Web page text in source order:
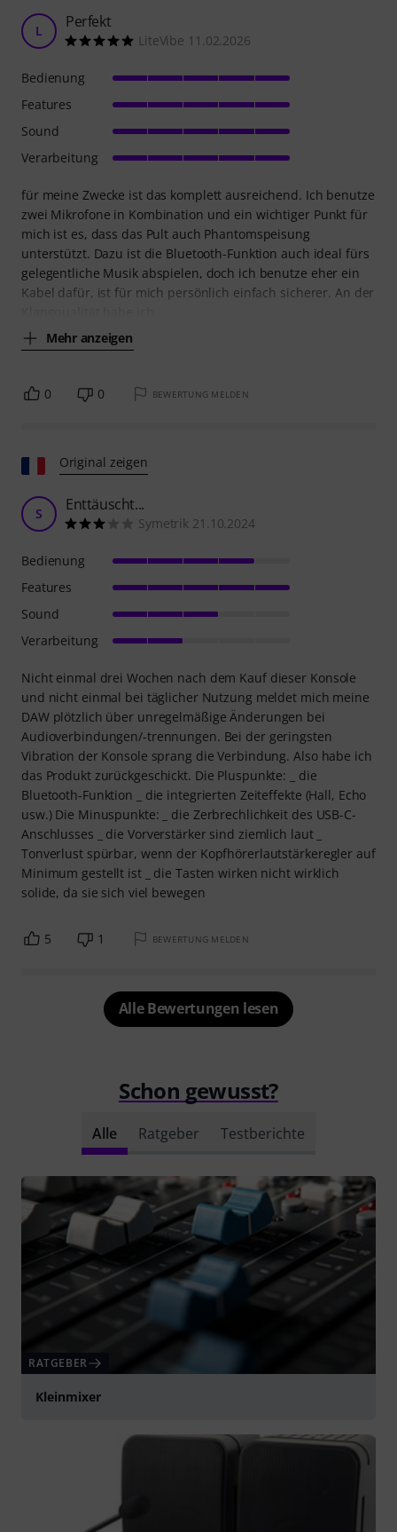
L Perfekt
LiteVibe 11.02.2026
für meine Zwecke ist das komplett ausreichend. Ich benutze
zwei Mikrofone in Kombination und ein wichtiger Punkt für
mich ist es, dass das Pult auch Phantomspeisung
unterstützt. Dazu ist die Bluetooth-Funktion auch ideal fürs
gelegentliche Musik abspielen, doch ich benutze eher ein
Kabel dafür, ist für mich persönlich einfach sicherer. An der
Mehr anzeigen
Bedienung
Features
Sound
Verarbeitung
0 0 BEWERTUNG MELDEN
Original zeigen
S Enttäuscht...
Symetrik 21.10.2024
Nicht einmal drei Wochen nach dem Kauf dieser Konsole
und nicht einmal bei täglicher Nutzung meldet mich meine
DAW plötzlich über unregelmäßige Änderungen bei
Audioverbindungen/-trennungen. Bei der geringsten
Vibration der Konsole sprang die Verbindung. Also habe ich
das Produkt zurückgeschickt. Die Pluspunkte: _ die
Bluetooth-Funktion _ die integrierten Zeiteffekte (Hall, Echo
usw.) Die Minuspunkte: _ die Zerbrechlichkeit des USB-C-
Anschlusses _ die Vorverstärker sind ziemlich laut _
Tonverlust spürbar, wenn der Kopfhörerlautstärkeregler auf
Minimum gestellt ist _ die Tasten wirken nicht wirklich
solide, da sie sich viel bewegen
Bedienung
Features
Sound
Verarbeitung
5 1 BEWERTUNG MELDEN
Alle Bewertungen lesen
Schon gewusst?
Alle Ratgeber Testberichte
RATGEBER
Kleinmixer